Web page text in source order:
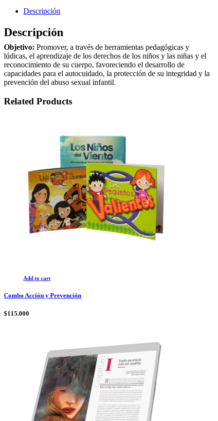
Descripción
Descripción
Objetivo: Promover, a través de herramientas pedagógicas y
lúdicas, el aprendizaje de los derechos de los niños y las niñas y el
reconocimiento de su cuerpo, favoreciendo el desarrollo de
capacidades para el autocuidado, la protección de su integridad y la
prevención del abuso sexual infantil.
Related Products
Add to cart
Combo Acción y Prevención
$115.000